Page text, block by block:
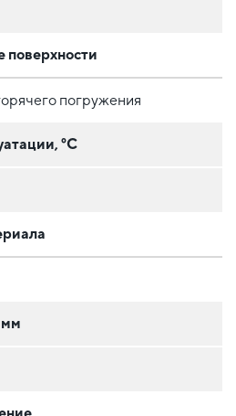
поверхности
погружения
°C
мм